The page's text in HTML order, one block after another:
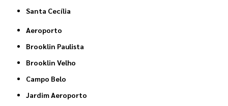
Santa Cecília
Aeroporto
Brooklin Paulista
Brooklin Velho
Campo Belo
Jardim Aeroporto